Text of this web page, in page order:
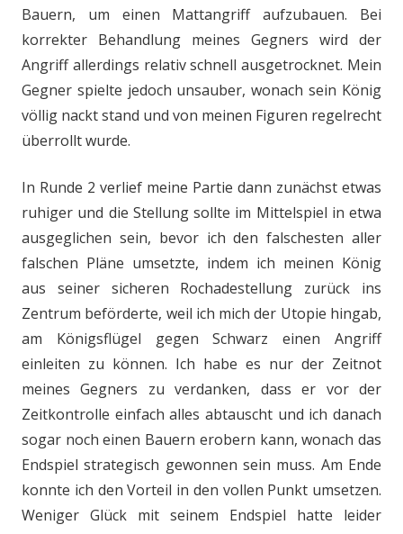
Bauern, um einen Mattangriff aufzubauen. Bei
korrekter Behandlung meines Gegners wird der
Angriff allerdings relativ schnell ausgetrocknet. Mein
Gegner spielte jedoch unsauber, wonach sein König
völlig nackt stand und von meinen Figuren regelrecht
überrollt wurde.
In Runde 2 verlief meine Partie dann zunächst etwas
ruhiger und die Stellung sollte im Mittelspiel in etwa
ausgeglichen sein, bevor ich den falschesten aller
falschen Pläne umsetzte, indem ich meinen König
aus seiner sicheren Rochadestellung zurück ins
Zentrum beförderte, weil ich mich der Utopie hingab,
am Königsflügel gegen Schwarz einen Angriff
einleiten zu können. Ich habe es nur der Zeitnot
meines Gegners zu verdanken, dass er vor der
Zeitkontrolle einfach alles abtauscht und ich danach
sogar noch einen Bauern erobern kann, wonach das
Endspiel strategisch gewonnen sein muss. Am Ende
konnte ich den Vorteil in den vollen Punkt umsetzen.
Weniger Glück mit seinem Endspiel hatte leider